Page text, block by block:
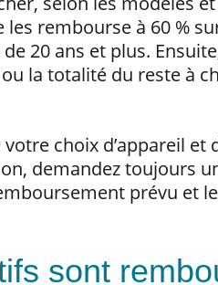
rembourse à 60 %
20 ans et plus.
la totalité du reste à
choix d’appareil et
demandez toujours
prévu et
sont